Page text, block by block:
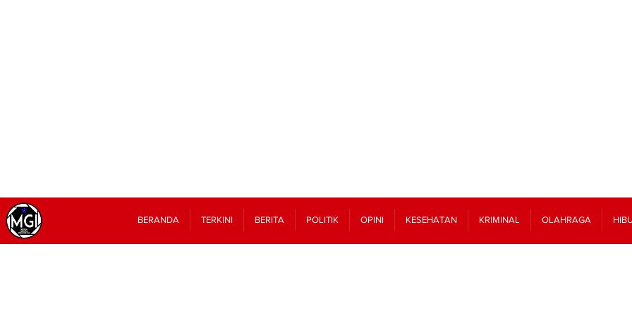
BERANDA TERKINI BERITA POLITIK OPINI KESEHATAN KRIMINAL OLAHRAGA